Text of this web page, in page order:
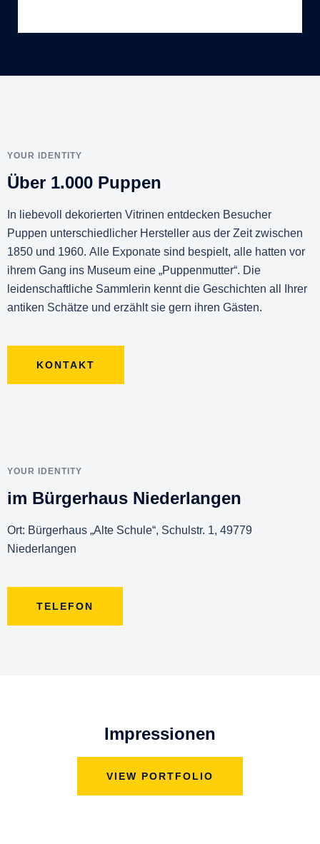
YOUR IDENTITY
Über 1.000 Puppen
In liebevoll dekorierten Vitrinen entdecken Besucher
Puppen unterschiedlicher Hersteller aus der Zeit zwischen
1850 und 1960. Alle Exponate sind bespielt, alle hatten vor
ihrem Gang ins Museum eine „Puppenmutter“. Die
leidenschaftliche Sammlerin kennt die Geschichten all Ihrer
antiken Schätze und erzählt sie gern ihren Gästen.
KONTAKT
YOUR IDENTITY
im Bürgerhaus Niederlangen
Ort: Bürgerhaus „Alte Schule“, Schulstr. 1, 49779
Niederlangen
TELEFON
Impressionen
VIEW PORTFOLIO